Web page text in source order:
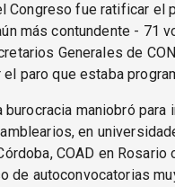
Congreso fue ratificar el
más contundente - 71
Generales de
paro que estaba
maniobró
en
COAD en Rosario
de autoconvocatorias